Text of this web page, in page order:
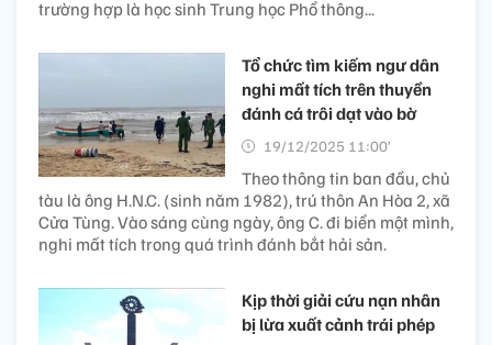
trường hợp là học sinh Trung học Phổ thông...
Tổ chức tìm kiếm ngư dân
nghi mất tích trên thuyền
đánh cá trôi dạt vào bờ
19/12/2025 11:00’
Theo thông tin ban đầu, chủ
tàu là ông H.N.C. (sinh năm 1982), trú thôn An Hòa 2, xã
Cửa Tùng. Vào sáng cùng ngày, ông C. đi biển một mình,
nghi mất tích trong quá trình đánh bắt hải sản.
Kịp thời giải cứu nạn nhân
bị lừa xuất cảnh trái phép